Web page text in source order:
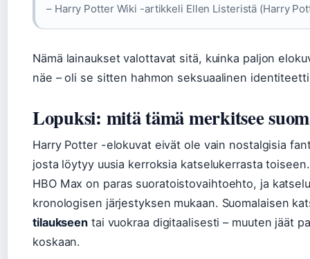
– Harry Potter Wiki -artikkeli Ellen Listeristä (Harry
Nämä lainaukset valottavat sitä, kuinka paljon
näe – oli se sitten hahmon seksuaalinen
Lopuksi: mitä tämä merkitsee
Harry Potter -elokuvat eivät ole vain nostalgisia
josta löytyy uusia kerroksia katselukerrasta
HBO Max on paras suoratoistovaihtoehto, ja
kronologisen järjestyksen mukaan. Suomalaisen
tilaukseen tai vuokraa digitaalisesti – muuten jäät
koskaan.